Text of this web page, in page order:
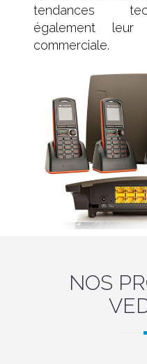
tendances
également
commerciale.
NOS